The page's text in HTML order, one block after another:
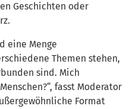
Geschichten oder
eine Menge
Themen stehen,
sind. Mich
fasst Moderator
Format